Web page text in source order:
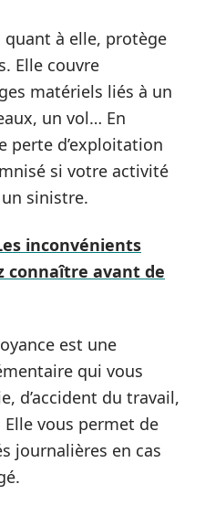
quant à elle, protège
Elle couvre
matériels liés à un
un vol… En
perte d’exploitation
si votre activité
sinistre.
inconvénients
connaître avant de
est une
qui vous
d’accident du travail,
Elle vous permet de
journalières en cas